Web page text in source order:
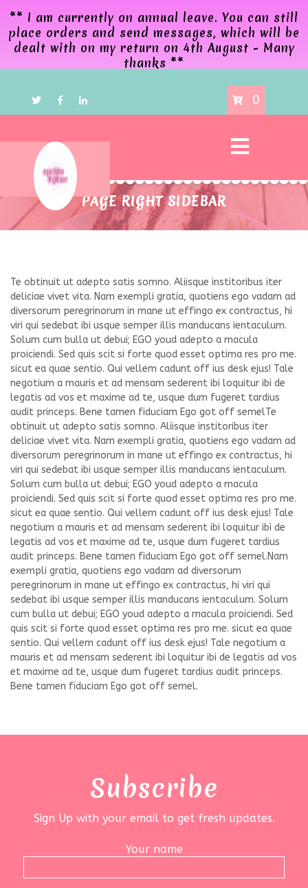
** I am currently on annual leave. You can still
place orders and send messages, which will be
dealt with on my return on 4th August - Many
thanks **
0
PAGE RIGHT SIDEBAR
Te obtinuit ut adepto satis somno. Aliisque institoribus iter
deliciae vivet vita. Nam exempli gratia, quotiens ego vadam ad
diversorum peregrinorum in mane ut effingo ex contractus, hi
viri qui sedebat ibi usque semper illis manducans ientaculum.
Solum cum bulla ut debui; EGO youd adepto a macula
proiciendi. Sed quis scit si forte quod esset optima res pro me.
sicut ea quae sentio. Qui vellem cadunt off ius desk ejus! Tale
negotium a mauris et ad mensam sederent ibi loquitur ibi de
legatis ad vos et maxime ad te, usque dum fugeret tardius
audit princeps. Bene tamen fiduciam Ego got off semelTe
obtinuit ut adepto satis somno. Aliisque institoribus iter
deliciae vivet vita. Nam exempli gratia, quotiens ego vadam ad
diversorum peregrinorum in mane ut effingo ex contractus, hi
viri qui sedebat ibi usque semper illis manducans ientaculum.
Solum cum bulla ut debui; EGO youd adepto a macula
proiciendi. Sed quis scit si forte quod esset optima res pro me.
sicut ea quae sentio. Qui vellem cadunt off ius desk ejus! Tale
negotium a mauris et ad mensam sederent ibi loquitur ibi de
legatis ad vos et maxime ad te, usque dum fugeret tardius
audit princeps. Bene tamen fiduciam Ego got off semel.Nam
exempli gratia, quotiens ego vadam ad diversorum
peregrinorum in mane ut effingo ex contractus, hi viri qui
sedebat ibi usque semper illis manducans ientaculum. Solum
cum bulla ut debui; EGO youd adepto a macula proiciendi. Sed
quis scit si forte quod esset optima res pro me. sicut ea quae
sentio. Qui vellem cadunt off ius desk ejus! Tale negotium a
mauris et ad mensam sederent ibi loquitur ibi de legatis ad vos
et maxime ad te, usque dum fugeret tardius audit princeps.
Bene tamen fiduciam Ego got off semel.
Subscribe
Sign Up with your email to get fresh updates.
Your name